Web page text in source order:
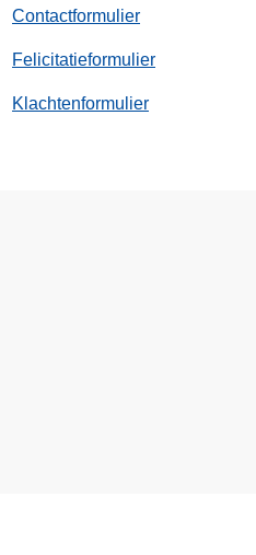
Contactformulier
Felicitatieformulier
Klachtenformulier